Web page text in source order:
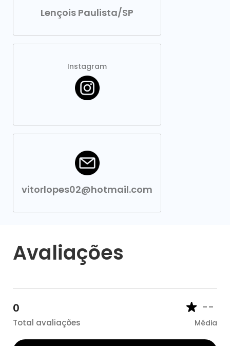
Lençois Paulista/SP
Instagram
vitorlopes02@hotmail.com
Avaliações
0
Total avaliações
--
Média